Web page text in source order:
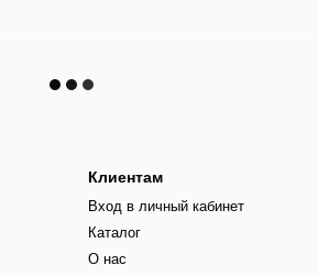
Клиентам
Вход в личный кабинет
Каталог
О нас